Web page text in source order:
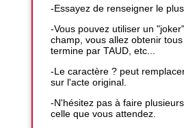
-Essayez de renseigner le
-Vous pouvez utiliser un
champ, vous allez obtenir
termine par TAUD, etc...
-Le caractère ? peut
sur l'acte original.
-N'hésitez pas à faire
celle que vous attendez.